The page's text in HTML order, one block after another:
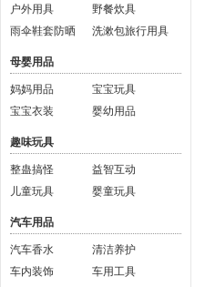
户外用具
野餐炊具
雨伞鞋套防晒
洗漱包旅行用具
母婴用品
妈妈用品
宝宝玩具
宝宝衣装
婴幼用品
趣味玩具
整蛊搞怪
益智互动
儿童玩具
婴童玩具
汽车用品
汽车香水
清洁养护
车内装饰
车用工具